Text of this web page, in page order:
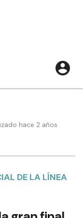
hace 2 años
DE LA LÍNEA